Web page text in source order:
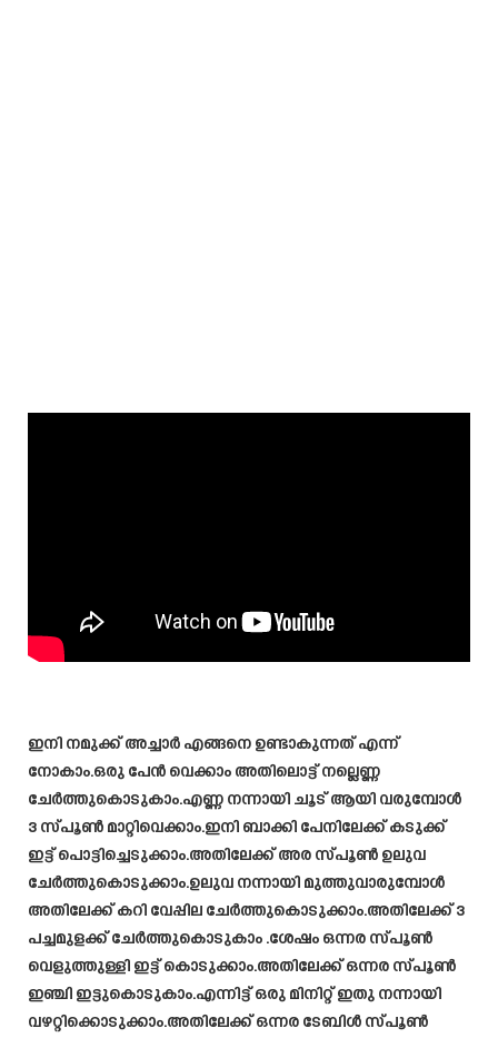
ഇനി നമുക്ക് അച്ചാർ എങ്ങനെ ഉണ്ടാകുന്നത് എന്ന്
നോകാം.ഒരു പേൻ വെക്കാം അതിലൊട്ട് നല്ലെണ്ണ
ചേർത്തുകൊടുകാം.എണ്ണ നന്നായി ചൂട് ആയി വരുമ്പോൾ
3 സ്‌പൂൺ മാറ്റിവെക്കാം.ഇനി ബാക്കി പേനിലേക്ക് കടുക്ക്
ഇട്ട് പൊട്ടിച്ചെടുക്കാം.അതിലേക്ക് അര സ്‌പൂൺ ഉലുവ
ചേർത്തുകൊടുക്കാം.ഉലുവ നന്നായി മുത്തുവാരുമ്പോൾ
അതിലേക്ക് കറി വേപ്പില ചേർത്തുകൊടുക്കാം.അതിലേക്ക് 3
പച്ചമുളക്ക് ചേർത്തുകൊടുകാം .ശേഷം ഒന്നര സ്പൂൺ
വെളുത്തുള്ളി ഇട്ട് കൊടുക്കാം.അതിലേക്ക് ഒന്നര സ്പൂൺ
ഇഞ്ചി ഇട്ടുകൊടുകാം.എന്നിട്ട് ഒരു മിനിറ്റ് ഇതു നന്നായി
വഴറ്റിക്കൊടുക്കാം.അതിലേക്ക് ഒന്നര ടേബിൾ സ്പൂൺ